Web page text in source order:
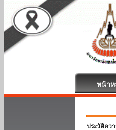
หน้าห
ประวัติควา